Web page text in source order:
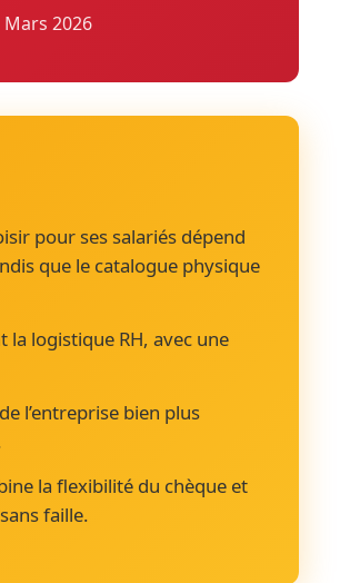
2026
pour ses salariés dépend
que le catalogue physique
logistique RH, avec une
l’entreprise bien plus
la flexibilité du chèque et
faille.